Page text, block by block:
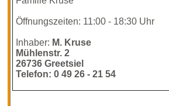
Öffnungszeiten: 11:00 - 18:30 Uhr
Inhaber: M. Kruse
Mühlenstr. 2
26736 Greetsiel
Telefon: 0 49 26 - 21 54